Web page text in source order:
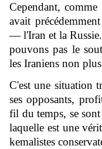
Cependant,
avait
— l'Iran et la Russie.
pouvons pas le
les Iraniens non
C'est une situation
ses opposants,
fil du temps, se
laquelle est une
kemalistes